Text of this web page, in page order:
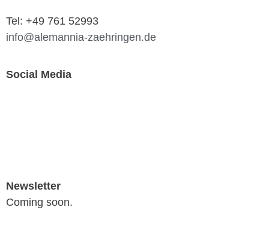
Tel: +49 761 52993
info@alemannia-zaehringen.de
Social Media
Newsletter
Coming soon.